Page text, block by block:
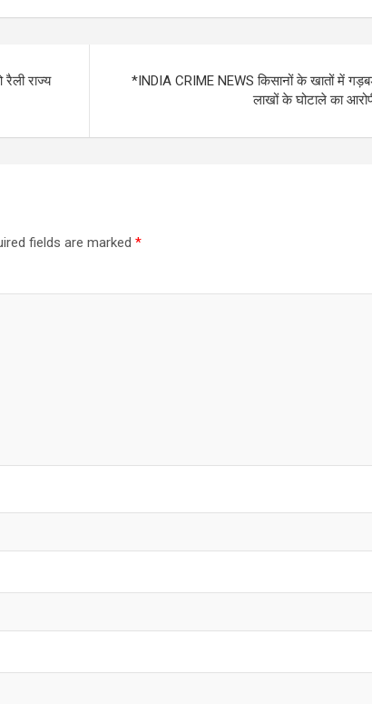
राज्य
*INDIA CRIME NEWS किसानों के खातों में
लाखों के घोटाले का
fields are marked *